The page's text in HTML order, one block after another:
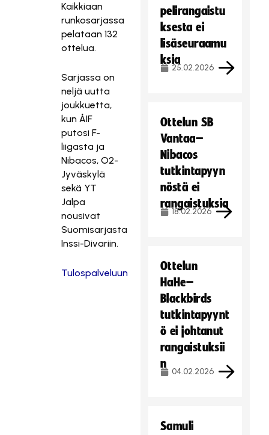
Kaikkiaan
runkosarjassa
pelataan 132
ottelua.
Sarjassa on
neljä uutta
joukkuetta,
kun ÅIF
putosi F-
liigasta ja
Nibacos, O2-
Jyväskylä
sekä YT
Jalpa
nousivat
Suomisarjasta
Inssi-Divariin.
Tulospalveluun
pelirangaistu
ksesta ei
lisäseuraamu
ksia
25.02.2026
Ottelun SB
Vantaa–
Nibacos
tutkintapyyn
nöstä ei
rangaistuksia
18.02.2026
Ottelun
HaHe–
Blackbirds
tutkintapyynt
ö ei johtanut
rangaistuksii
n
04.02.2026
Samuli